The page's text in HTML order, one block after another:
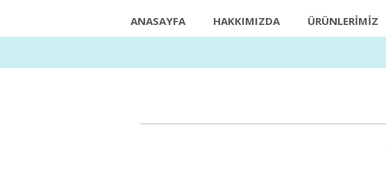
ANASAYFA HAKKIMIZDA ÜRÜNLERIMIZ